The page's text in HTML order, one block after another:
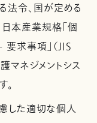
法令、国が定める
本産業規格「個
求事項」（JIS
ネジメントシス
。
した適切な個人